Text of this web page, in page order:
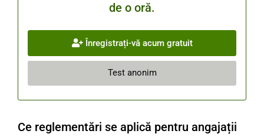
de o oră.
Înregistrați-vă acum gratuit
Test anonim
Ce reglementări se aplică pentru angajații